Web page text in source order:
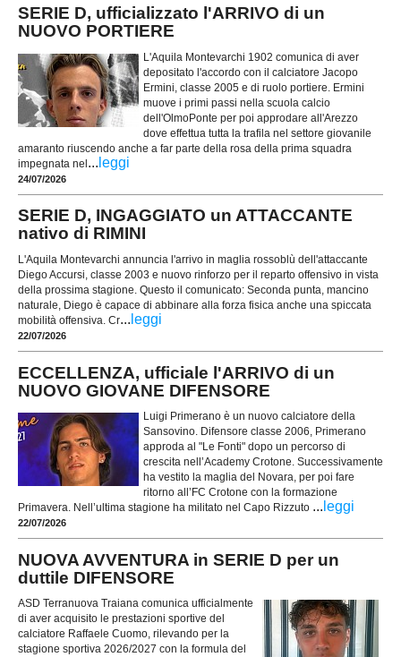
SERIE D, ufficializzato l'ARRIVO di un
NUOVO PORTIERE
L'Aquila Montevarchi 1902 comunica di aver
depositato l'accordo con il calciatore Jacopo
Ermini, classe 2005 e di ruolo portiere. Ermini
muove i primi passi nella scuola calcio
dell'OlmoPonte per poi approdare all'Arezzo
dove effettua tutta la trafila nel settore giovanile
amaranto riuscendo anche a far parte della rosa della prima squadra
impegnata nel... leggi
24/07/2026
SERIE D, INGAGGIATO un ATTACCANTE
nativo di RIMINI
L'Aquila Montevarchi annuncia l'arrivo in maglia rossoblù dell'attaccante
Diego Accursi, classe 2003 e nuovo rinforzo per il reparto offensivo in vista
della prossima stagione. Questo il comunicato: Seconda punta, mancino
naturale, Diego è capace di abbinare alla forza fisica anche una spiccata
mobilità offensiva. Cr... leggi
22/07/2026
ECCELLENZA, ufficiale l'ARRIVO di un
NUOVO GIOVANE DIFENSORE
Luigi Primerano è un nuovo calciatore della
Sansovino. Difensore classe 2006, Primerano
approda al "Le Fonti" dopo un percorso di
crescita nell’Academy Crotone. Successivamente
ha vestito la maglia del Novara, per poi fare
ritorno all’FC Crotone con la formazione
Primavera. Nell’ultima stagione ha militato nel Capo Rizzuto ... leggi
22/07/2026
NUOVA AVVENTURA in SERIE D per un
duttile DIFENSORE
ASD Terranuova Traiana comunica ufficialmente
di aver acquisito le prestazioni sportive del
calciatore Raffaele Cuomo, rilevando per la
stagione sportiva 2026/2027 con la formula del